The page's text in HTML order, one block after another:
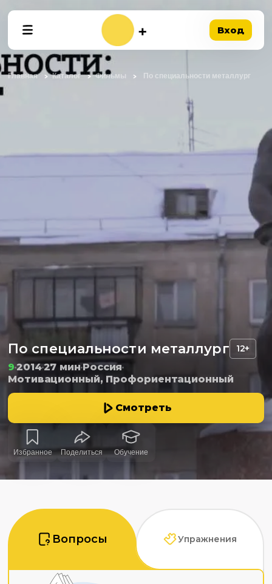
Вход
Главная Каталог Фильмы По специальности металлург
По специальности металлург 12+
9 201427 мин Россия
Мотивационный, Профориентационный
Смотреть
Избранное Поделиться Обучение
Вопросы Упражнения